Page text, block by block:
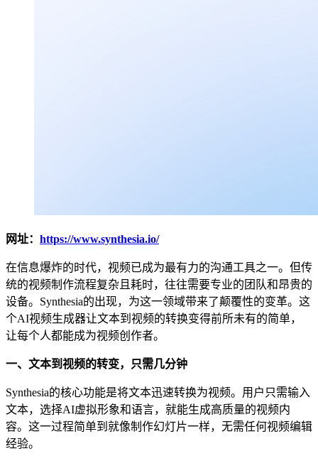
网址： https://www.synthesia.io/
在信息爆炸的时代，视频已成为最有力的沟通工具之一。但传
统的视频制作流程复杂且耗时，往往需要专业的团队和昂贵的
设备。Synthesia的出现，为这一领域带来了颠覆性的变革。这
个AI视频生成器让文本到视频的转换变得前所未有的简单，
让每个人都能成为视频创作者。
一、文本到视频的转变，只需几分钟
Synthesia的核心功能是将文本迅速转换为视频。用户只需输入
文本，选择AI虚拟形象和语言，就能生成高质量的视频内
容。这一过程简单到就像制作幻灯片一样，无需任何视频编辑
经验。